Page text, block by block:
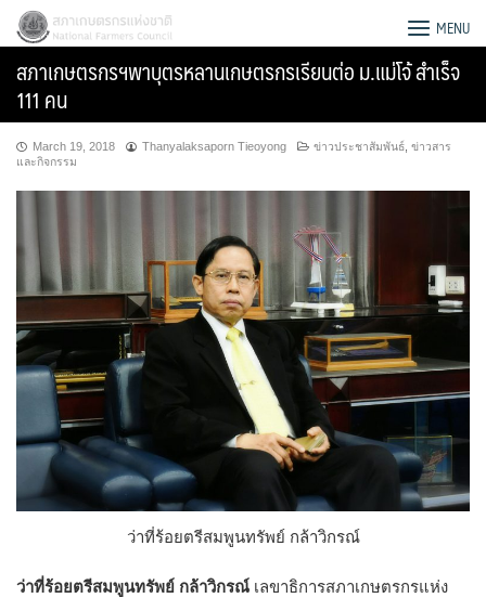
Skip
content
Search
for:
สภาเกษตรกรแห่งชาติ MENU
สภาเกษตรกรฯพาบุตรหลานเกษตรกรเรียนต่อ ม.แม่โจ้ สำเร็จ
111 คน
March 19, 2018 Thanyalaksaporn Tieoyong ข่าวประชาสัมพันธ์ ข่าวสาร
และกิจกรรม
ว่าที่ร้อยตรีสมพูนทรัพย์ กล้าวิกรณ์
ว่าที่ร้อยตรีสมพูนทรัพย์ กล้าวิกรณ์ เลขาธิการสภาเกษตรกรแห่ง